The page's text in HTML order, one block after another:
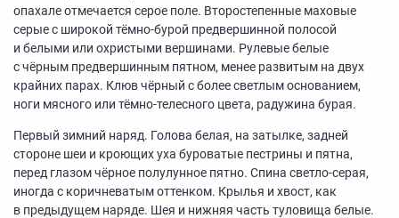
опахале отмечается серое поле. Второстепенные маховые
серые с широкой тёмно-бурой предвершинной полосой
и белыми или охристыми вершинами. Рулевые белые
с чёрным предвершинным пятном, менее развитым на двух
крайних парах. Клюв чёрный с более светлым основанием,
ноги мясного или тёмно-телесного цвета, радужина бурая.
Первый зимний наряд. Голова белая, на затылке, задней
стороне шеи и кроющих уха буроватые пестрины и пятна,
перед глазом чёрное полулунное пятно. Спина светло-серая,
иногда с коричневатым оттенком. Крылья и хвост, как
в предыдущем наряде. Шея и нижняя часть туловища белые.